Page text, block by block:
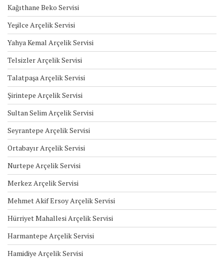
Kağıthane Beko Servisi
Yeşilce Arçelik Servisi
Yahya Kemal Arçelik Servisi
Telsizler Arçelik Servisi
Talatpaşa Arçelik Servisi
Şirintepe Arçelik Servisi
Sultan Selim Arçelik Servisi
Seyrantepe Arçelik Servisi
Ortabayır Arçelik Servisi
Nurtepe Arçelik Servisi
Merkez Arçelik Servisi
Mehmet Akif Ersoy Arçelik Servisi
Hürriyet Mahallesi Arçelik Servisi
Harmantepe Arçelik Servisi
Hamidiye Arçelik Servisi